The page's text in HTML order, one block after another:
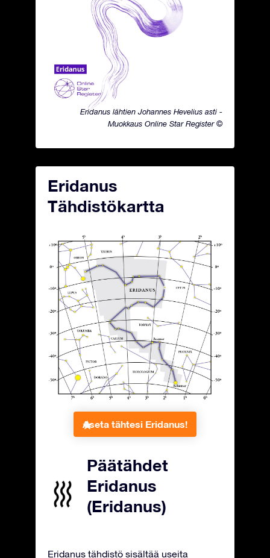
Eridanus lähtien Johannes Hevelius asti -
Muokkaus Online Star Register ©
Eridanus
Tähdistökartta
Aseta tähtesi Eridanus!
Päätähdet
Eridanus
(Eridanus)
Eridanus tähdistö sisältää useita